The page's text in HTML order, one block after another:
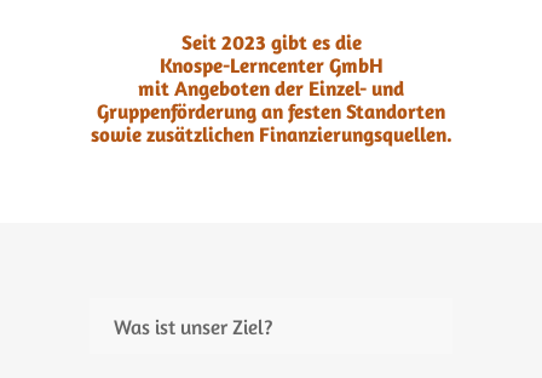
Seit 2023 gibt es die
Knospe-Lerncenter GmbH
mit Angeboten der Einzel- und
Gruppenförderung an festen Standorten
sowie zusätzlichen Finanzierungsquellen.
Was ist unser Ziel?